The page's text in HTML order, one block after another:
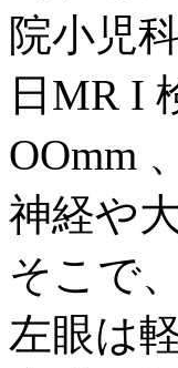
院小児
日MR I
OOmm
神経や
そこで
左眼は